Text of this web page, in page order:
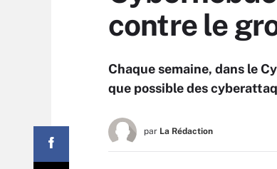
contre le
Chaque semaine, dans le
que possible des
par La Rédaction